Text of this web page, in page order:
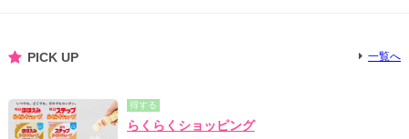
PICK UP 一覧へ
得する
らくらくショッピング